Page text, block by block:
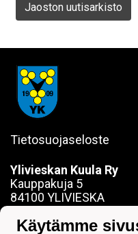
Jaoston uutisarkisto
Tietosuojaseloste
Ylivieskan Kuula Ry
Kauppakuja 5
84100 YLIVIESKA
0442354684
Käytämme